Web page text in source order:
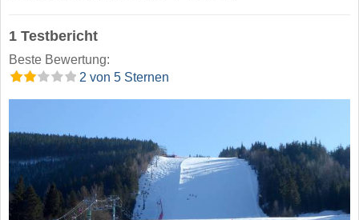
1 Testbericht
Beste Bewertung:
2 von 5 Sternen